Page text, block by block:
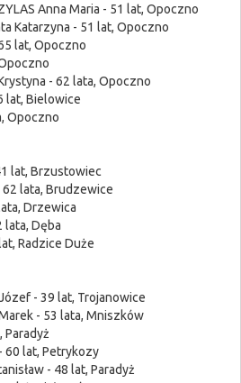
Anna Maria - 51 lat, Opoczno
Katarzyna - 51 lat, Opoczno
lat, Opoczno
- 62 lata, Opoczno
lat, Bielowice
Opoczno
lat, Brzustowiec
62 lata, Brudzewice
Drzewica
lata, Dęba
Radzice Duże
- 39 lat, Trojanowice
- 53 lata, Mniszków
Paradyż
60 lat, Petrykozy
- 48 lat, Paradyż